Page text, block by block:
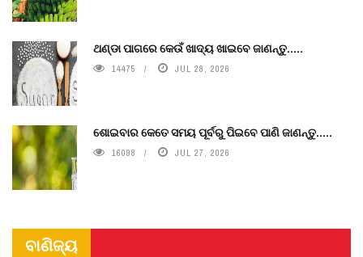
ଥଣ୍ଡା ପାଗରେ କେଉଁ ଖାଦ୍ୟ ଖାଇବେ ଜାଣନ୍ତୁ.....
14475 JUL 28, 2026
ଶୋଇବାର କେତେ ସମୟ ପୂର୍ବରୁ ପିଇବେ ପାଣି ଜାଣନ୍ତୁ.....
16098 JUL 27, 2026
ବାଣିଜ୍ୟ